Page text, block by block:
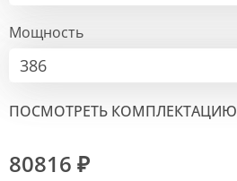
Мощность
386
ПОСМОТРЕТЬ КОМПЛЕКТАЦИЮ
80816 ₽